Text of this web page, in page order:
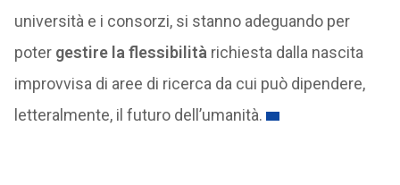
università e i consorzi, si stanno adeguando per
poter gestire la flessibilità richiesta dalla nascita
improvvisa di aree di ricerca da cui può dipendere,
letteralmente, il futuro dell’umanità.